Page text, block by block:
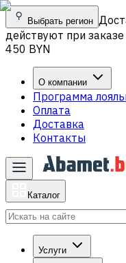
Выбрать регион
действуют при
450 BYN
О компании
Программа
Оплата
Доставка
Контакты
Каталог
Услуги